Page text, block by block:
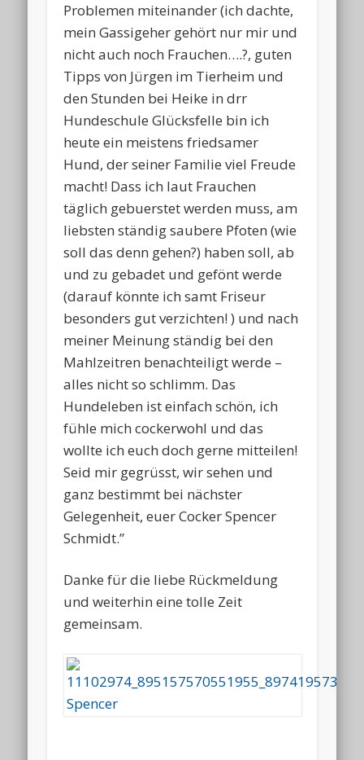
Problemen miteinander (ich dachte,
mein Gassigeher gehört nur mir und
nicht auch noch Frauchen….?, guten
Tipps von Jürgen im Tierheim und
den Stunden bei Heike in drr
Hundeschule Glücksfelle bin ich
heute ein meistens friedsamer
Hund, der seiner Familie viel Freude
macht! Dass ich laut Frauchen
täglich gebuerstet werden muss, am
liebsten ständig saubere Pfoten (wie
soll das denn gehen?) haben soll, ab
und zu gebadet und gefönt werde
(darauf könnte ich samt Friseur
besonders gut verzichten! ) und nach
meiner Meinung ständig bei den
Mahlzeitren benachteiligt werde –
alles nicht so schlimm. Das
Hundeleben ist einfach schön, ich
fühle mich cockerwohl und das
wollte ich euch doch gerne mitteilen!
Seid mir gegrüsst, wir sehen und
ganz bestimmt bei nächster
Gelegenheit, euer Cocker Spencer
Schmidt.”
Danke für die liebe Rückmeldung
und weiterhin eine tolle Zeit
gemeinsam.